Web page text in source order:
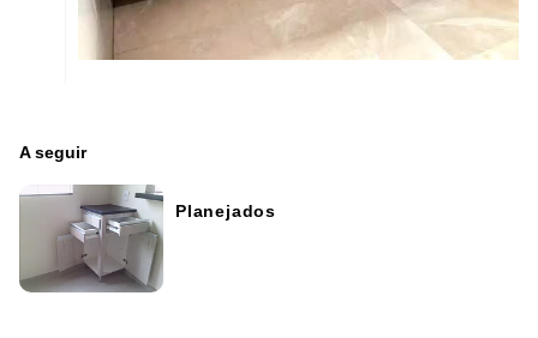
A seguir
Planejados